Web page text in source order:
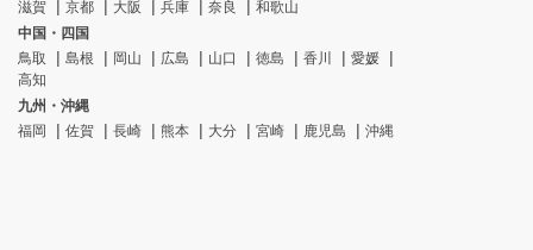
滋賀
京都 大阪 兵庫 奈良
和歌山
中国・四国
鳥取
島根 岡山 広島 山口 徳島 香川
愛媛
高知
九州・沖縄
福岡
佐賀 長崎 熊本 大分 宮崎 鹿児島 沖縄